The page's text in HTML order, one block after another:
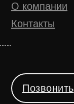
О компании
Контакты
Позвонить